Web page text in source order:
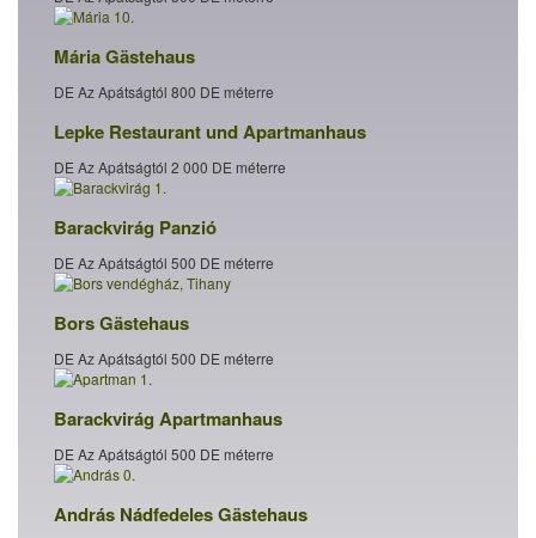
Mária Gästehaus
DE Az Apátságtól 800 DE méterre
Lepke Restaurant und Apartmanhaus
DE Az Apátságtól 2 000 DE méterre
Barackvirág Panzió
DE Az Apátságtól 500 DE méterre
Bors Gästehaus
DE Az Apátságtól 500 DE méterre
Barackvirág Apartmanhaus
DE Az Apátságtól 500 DE méterre
András Nádfedeles Gästehaus